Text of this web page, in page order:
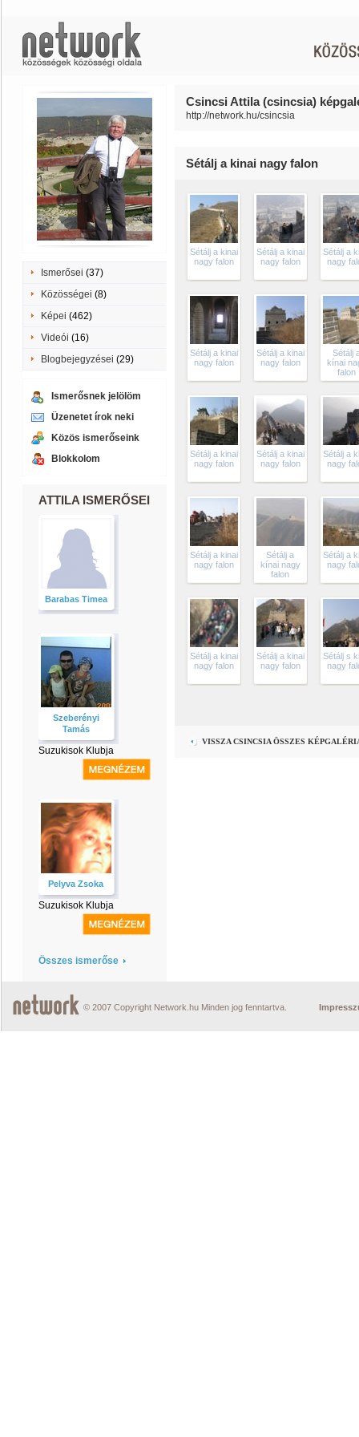
Ismerősei (37)
Közösségei (8)
Képei (462)
Videói (16)
Blogbejegyzései (29)
Ismerősnek jelölöm
Üzenetet írok neki
Közös ismerőseink
Blokkolom
ATTILA ISMERŐSEI
Barabas Timea
Szeberényi
Tamás
Suzukisok Klubja
Pelyva Zsoka
Suzukisok Klubja
Összes ismerőse
Csincsi Attila (csincsia)
http://network.hu/csincsia
Sétálj a kinai nagy falon
Sétálj a kinai
nagy falon
Sétálj a kinai
nagy falon
Sétálj a
nagy
Sétálj a kinai
nagy falon
Sétálj a kinai
nagy falon
Sétálj
kínai
falon
Sétálj a kinai
nagy falon
Sétálj a kinai
nagy falon
Sétálj a
nagy
Sétálj a kinai
nagy falon
Sétálj a
kínai nagy
falon
Sétálj a
nagy
Sétálj a kinai
nagy falon
Sétálj a kinai
nagy falon
Sétálj s
nagy
VISSZA CSINCSIA ÖSSZES
© 2007 Copyright Network.hu Minden jog fenntartva.